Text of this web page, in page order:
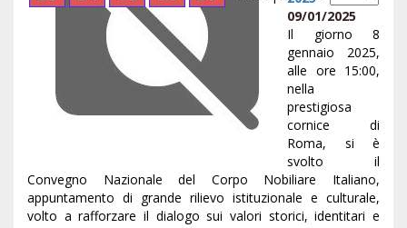
09/01/2025
Il giorno 8
gennaio 2025,
alle ore 15:00,
nella
prestigiosa
cornice di
Roma, si è
svolto il
Convegno Nazionale del Corpo Nobiliare Italiano,
appuntamento di grande rilievo istituzionale e culturale,
volto a rafforzare il dialogo sui valori storici, identitari e